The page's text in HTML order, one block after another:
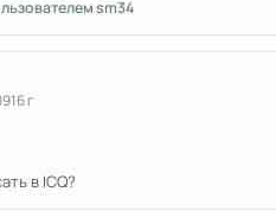
sm34
16 г
в ICQ?